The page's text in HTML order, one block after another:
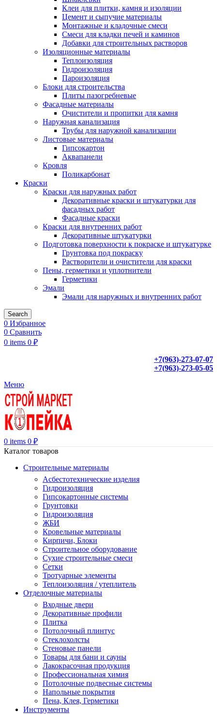
Клеи для плитки, камня и изоляции
Цемент и сыпучие материалы
Монтажные и кладочные смеси
Смеси для кладки печей и каминов
Добавки для строительных растворов
Изоляционные материалы
Теплоизоляция
Гидроизоляция
Пароизоляция
Блоки для строительства
Плиты пазогребневые
Фасадные материалы
Очистители и пропитки для камня
Наружная канализация
Трубы для наружной канализации
Листовые материалы
Гипсокартон
Аквапанели
Кровля
Поликарбонат
Краски
Краски для наружных работ
Декоративные краски и штукатурки для
фасадных работ
Фасадные краски
Краски для внутренних работ
Декоративные штукатурки
Подготовка поверхности к покраске и штукатурке
Грунтовка под покраску
Растворители и очистители для краски
Пены, герметики и уплотнители
Герметики
Эмали
Эмали для наружных и внутренних работ
Search
0 Избранное
0 Сравнить
0 items 0 ₽
+7(963)-273-07-07
+7(963)-273-05-05
Меню
0 items 0 ₽
Каталог товаров
Строительные материалы
Асбестотехнические изделия
Гидроизоляция
Гипсокартонные системы
Грунтовки
Гидроизоляция
ЖБИ
Кровельные материалы
Кирпичи, Блоки
Строительное оборудование
Сухие строительные смеси
Сетки
Тротуарные элементы
Теплоизоляция / утеплитель
Отделочные материалы
Входные двери
Декоративные профили
Плитка
Потолочный плинтус
Стеклохолсты
Стеновые панели
Товары для бани и сауны
Лакокрасочная продукция
Профессиональная химия
Потолочные подвесные системы
Напольные покрытия
Пена, Клея, Герметики
Инструменты